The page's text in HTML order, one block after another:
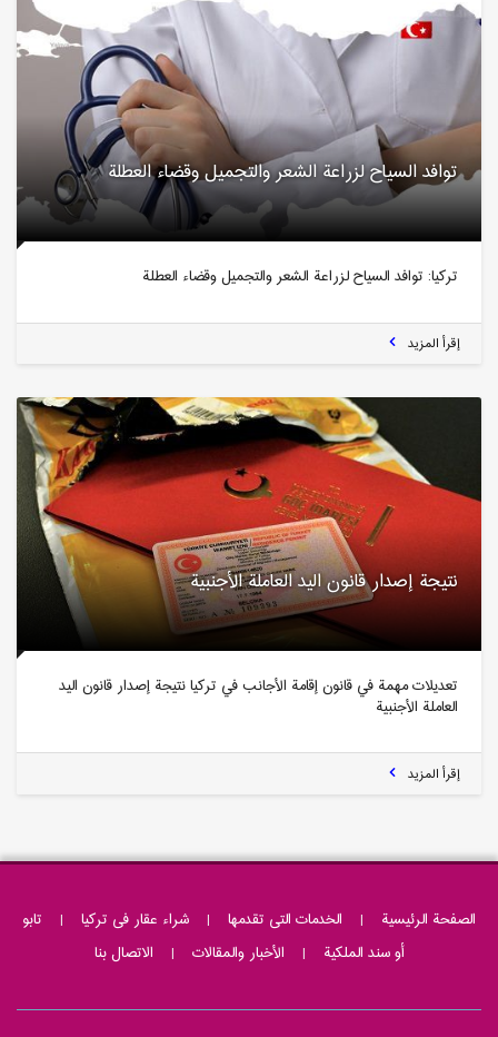
توافد السياح لزراعة الشعر والتجميل وقضاء العطلة
تركيا: توافد السياح لزراعة الشعر والتجميل وقضاء العطلة
إقرأ المزيد
نتيجة إصدار قانون اليد العاملة الأجنبية
تعديلات مهمة في قانون إقامة الأجانب في تركيا نتيجة إصدار قانون اليد
العاملة الأجنبية
إقرأ المزيد
الصفحة الرئيسية | الخدمات التی تقدمها | شراء عقار فى تركيا | تابو
أو سند الملکیة | الأخبار والمقالات | الاتصال بنا